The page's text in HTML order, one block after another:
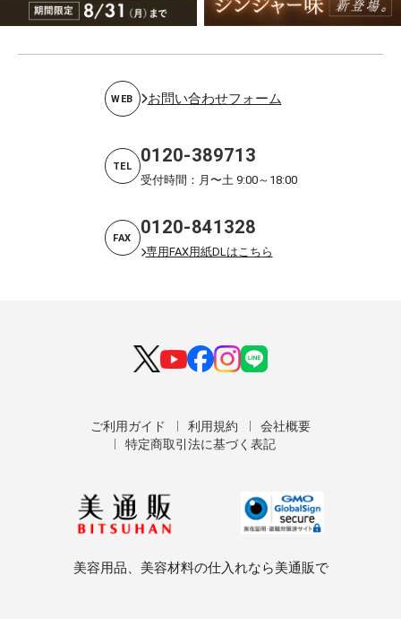
WEB お問い合わせフォーム
TEL 0120-389713
受付時間：月〜土 9:00～18:00
FAX 0120-841328
専用FAX用紙DLはこちら
ご利用ガイド 利用規約
会社概要
特定商取引法に基づく表記
美容用品、美容材料の仕入れなら美通販で